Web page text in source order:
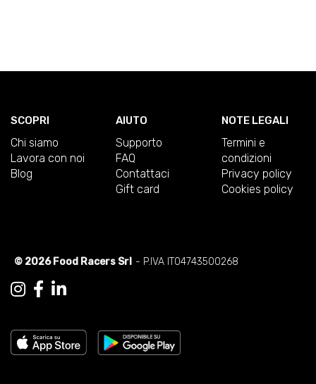
SCOPRI
Chi siamo
Lavora con noi
Blog
AIUTO
Supporto
FAQ
Contattaci
Gift card
NOTE LEGALI
Termini e
condizioni
Privacy policy
Cookies policy
© 2026 Food Racers Srl - P.IVA IT04743500268